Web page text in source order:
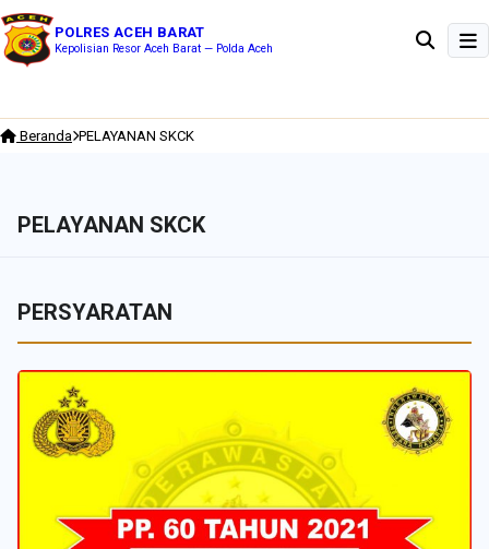
POLRES ACEH BARAT
Kepolisian Resor Aceh Barat — Polda Aceh
Beranda PELAYANAN SKCK
PELAYANAN SKCK
PERSYARATAN